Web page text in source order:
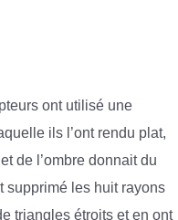
ont utilisé une
ils l’ont rendu plat,
de l’ombre donnait du
supprimé les huit rayons
triangles étroits et en ont